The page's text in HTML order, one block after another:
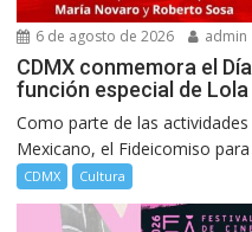
6 de agosto de 2026 admin
CDMX conmemora el
función especial de Lola
Como parte de las
Mexicano, el Fideicomiso para
CDMX Cultura